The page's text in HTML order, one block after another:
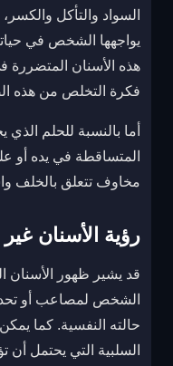
السواد والتأكل
يواجهها الشخص في
هذه الأسنان المتضررة
فكرة التخلص من هذه
أما بالنسبة للحلم
المتساقطة في يده أو
مخاوف تتعلق بالخلف
رؤية الأسنان
قد يشير ظهور الأسنان
الشخص لمصاعب أو
حالته النفسية. كما
السلبية التي يحتمل أن